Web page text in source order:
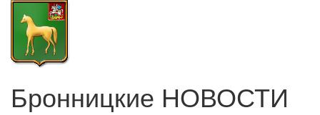
Бронницкие НОВОСТИ